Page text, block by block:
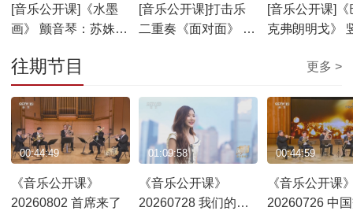
[音乐公开课]《水墨
画》 颤音琴：苏姝
刘恒
[音乐公开课]打击乐
二重奏《面对面》 打
[音乐公开课]《
克弗朗明戈》
往期节目 更多 >
《音乐公开课》
20260802 首席来了
00:44:49
《音乐公开课》
20260728 我们的歌
01:09:58
《音乐公开课
20260726 中
00:44:59